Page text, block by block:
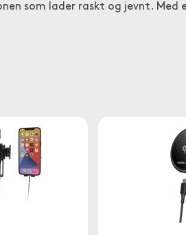
som lader raskt og jevnt. Med